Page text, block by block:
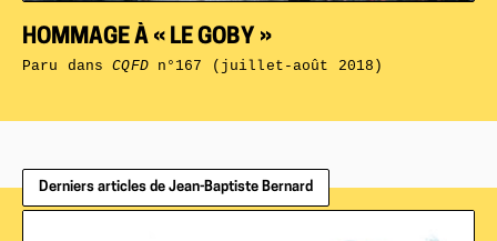
HOMMAGE À « LE GOBY »
Paru dansCQFDn°167 (juillet-août 2018)
Derniers articles de Jean-Baptiste Bernard